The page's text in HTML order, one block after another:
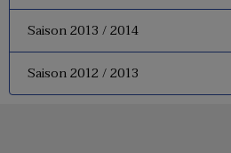
Saison 2013 / 2014
Saison 2012 / 2013